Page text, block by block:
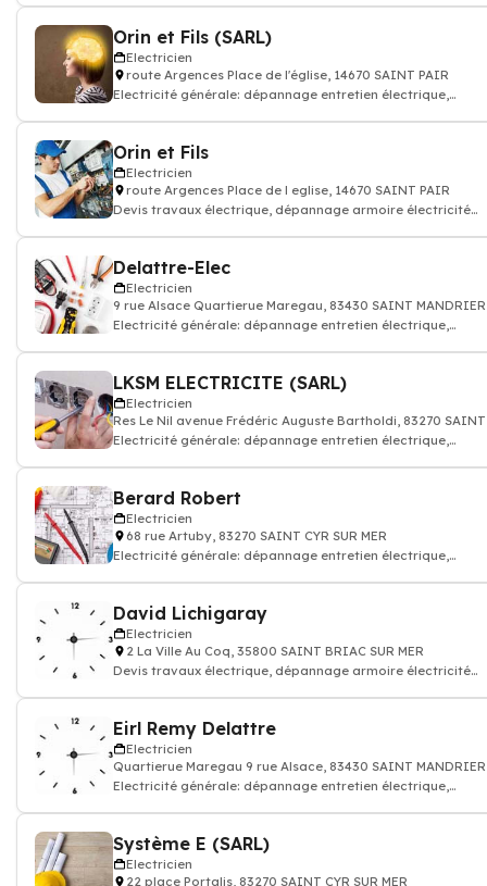
Orin et Fils (SARL)
Electricien
route Argences Place de l'église, 14670 SAINT PAIR
Electricité générale: dépannage entretien électrique,
Orin et Fils
Electricien
route Argences Place de l eglise, 14670 SAINT PAIR
Devis travaux électrique, dépannage armoire électricité
Delattre-Elec
Electricien
9 rue Alsace Quartierue Maregau, 83430 SAINT MANDRIER
Electricité générale: dépannage entretien électrique,
LKSM ELECTRICITE (SARL)
Electricien
Res Le Nil avenue Frédéric Auguste Bartholdi, 83270 SAINT
Electricité générale: dépannage entretien électrique,
Berard Robert
Electricien
68 rue Artuby, 83270 SAINT CYR SUR MER
Electricité générale: dépannage entretien électrique,
David Lichigaray
Electricien
2 La Ville Au Coq, 35800 SAINT BRIAC SUR MER
Devis travaux électrique, dépannage armoire électricité
Eirl Remy Delattre
Electricien
Quartierue Maregau 9 rue Alsace, 83430 SAINT MANDRIER
Electricité générale: dépannage entretien électrique,
Système E (SARL)
Electricien
22 place Portalis, 83270 SAINT CYR SUR MER